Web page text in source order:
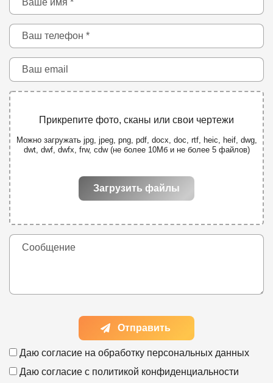
Прикрепите фото, сканы или свои чертежи
Можно загружать jpg, jpeg, png, pdf, docx, doc, rtf, heic, heif, dwg,
dwt, dwf, dwfx, frw, cdw (не более 10Мб и не более 5 файлов)
Загрузить файлы
Отправить
Даю согласие на обработку персональных данных
Даю согласие с политикой конфиденциальности